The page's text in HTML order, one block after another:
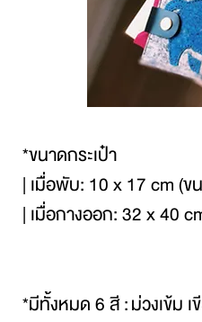
*ขนาดกระเป๋า
| เมื่อพับ: 10 x 17 cm (
| เมื่อกางออก: 32 x 40
*มีทั้งหมด 6 สี :ม่วงเข้ม